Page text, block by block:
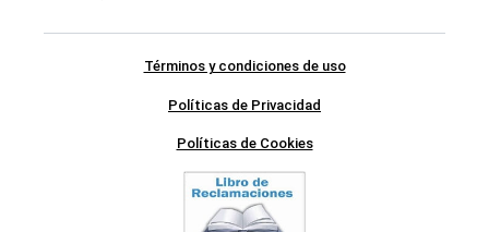
Términos y condiciones de uso
Políticas de Privacidad
Políticas de Cookies